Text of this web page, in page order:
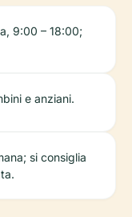
9:00 – 18:00;
e anziani.
si consiglia